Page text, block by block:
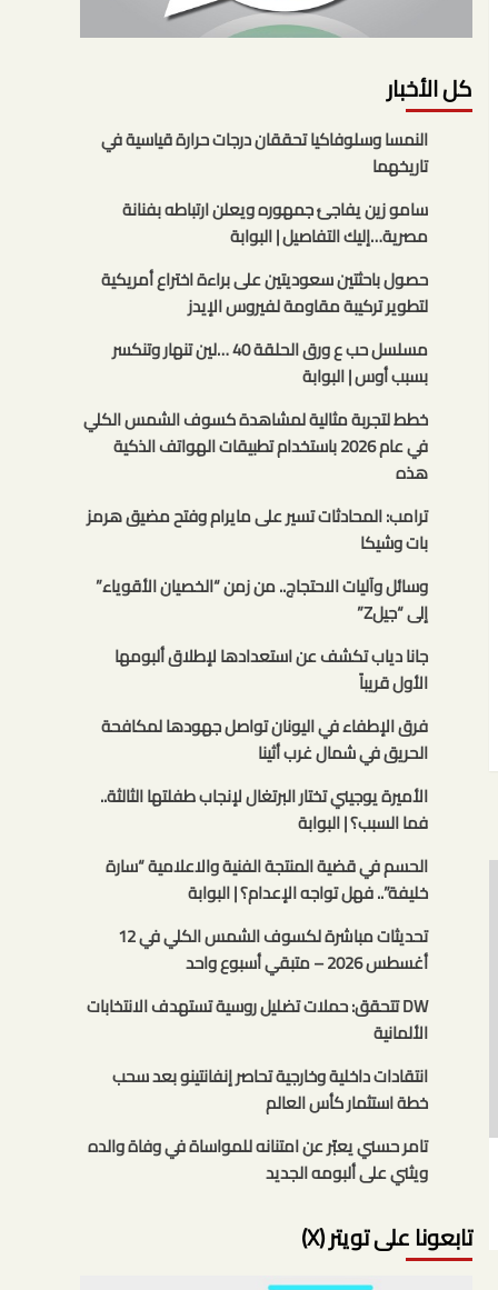
كل الأخبار
النمسا وسلوفاكيا تحققان درجات حرارة قياسية في
تاريخهما
سامو زين يفاجئ جمهوره ويعلن ارتباطه بفنانة
مصرية…إليك التفاصيل | البوابة
حصول باحثتين سعوديتين على براءة اختراع أمريكية
لتطوير تركيبة مقاومة لفيروس الإيدز
مسلسل حب ع ورق الحلقة 40 …لين تنهار وتنكسر
بسبب أوس | البوابة
خطط لتجربة مثالية لمشاهدة كسوف الشمس الكلي
في عام 2026 باستخدام تطبيقات الهواتف الذكية
هذه
ترامب: المحادثات تسير على مايرام وفتح مضيق هرمز
بات وشيكا
وسائل وآليات الاحتجاج.. من زمن “الخصيان الأقوياء”
إلى “جيلZ”
جانا دياب تكشف عن استعدادها لإطلاق ألبومها
الأول قريباً
فرق الإطفاء في اليونان تواصل جهودها لمكافحة
الحريق في شمال غرب أثينا
الأميرة يوجيني تختار البرتغال لإنجاب طفلتها الثالثة..
فما السبب؟ | البوابة
الحسم في قضية المنتجة الفنية والاعلامية “سارة
خليفة”.. فهل تواجه الإعدام؟ | البوابة
تحديثات مباشرة لكسوف الشمس الكلي في 12
أغسطس 2026 – متبقي أسبوع واحد
DW تتحقق: حملات تضليل روسية تستهدف الانتخابات
الألمانية
انتقادات داخلية وخارجية تحاصر إنفانتينو بعد سحب
خطة استثمار كأس العالم
تامر حسني يعبّر عن امتنانه للمواساة في وفاة والده
ويثني على ألبومه الجديد
تابعونا على تويتر (X)